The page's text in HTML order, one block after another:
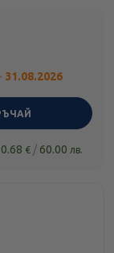
- 31.08.2026
€ / 60.00 лв.